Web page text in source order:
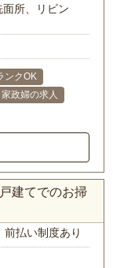
所、リビン
ンクOK
家政婦の求人
建てでのお掃
前払い制度あり